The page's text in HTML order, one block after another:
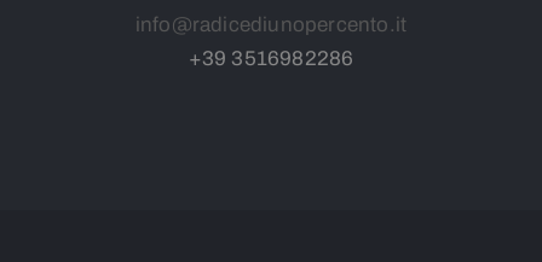
info@radicediunopercento.it
+39 3516982286